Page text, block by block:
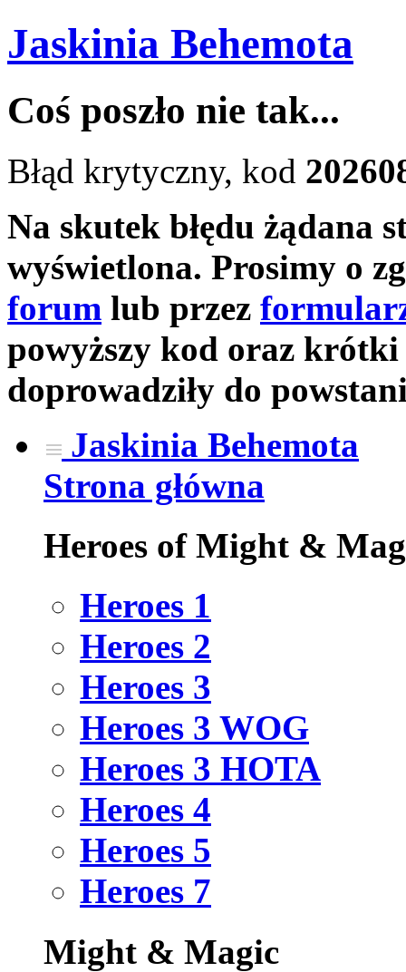
Jaskinia Behemota
Coś poszło nie tak...
Błąd krytyczny, kod
Na skutek błędu żądana
wyświetlona. Prosimy o
forum lub przez
powyższy kod oraz
doprowadziły do
Jaskinia Behemota
Strona główna
Heroes of Might &
Heroes 1
Heroes 2
Heroes 3
Heroes 3 WOG
Heroes 3 HOTA
Heroes 4
Heroes 5
Heroes 7
Might & Magic